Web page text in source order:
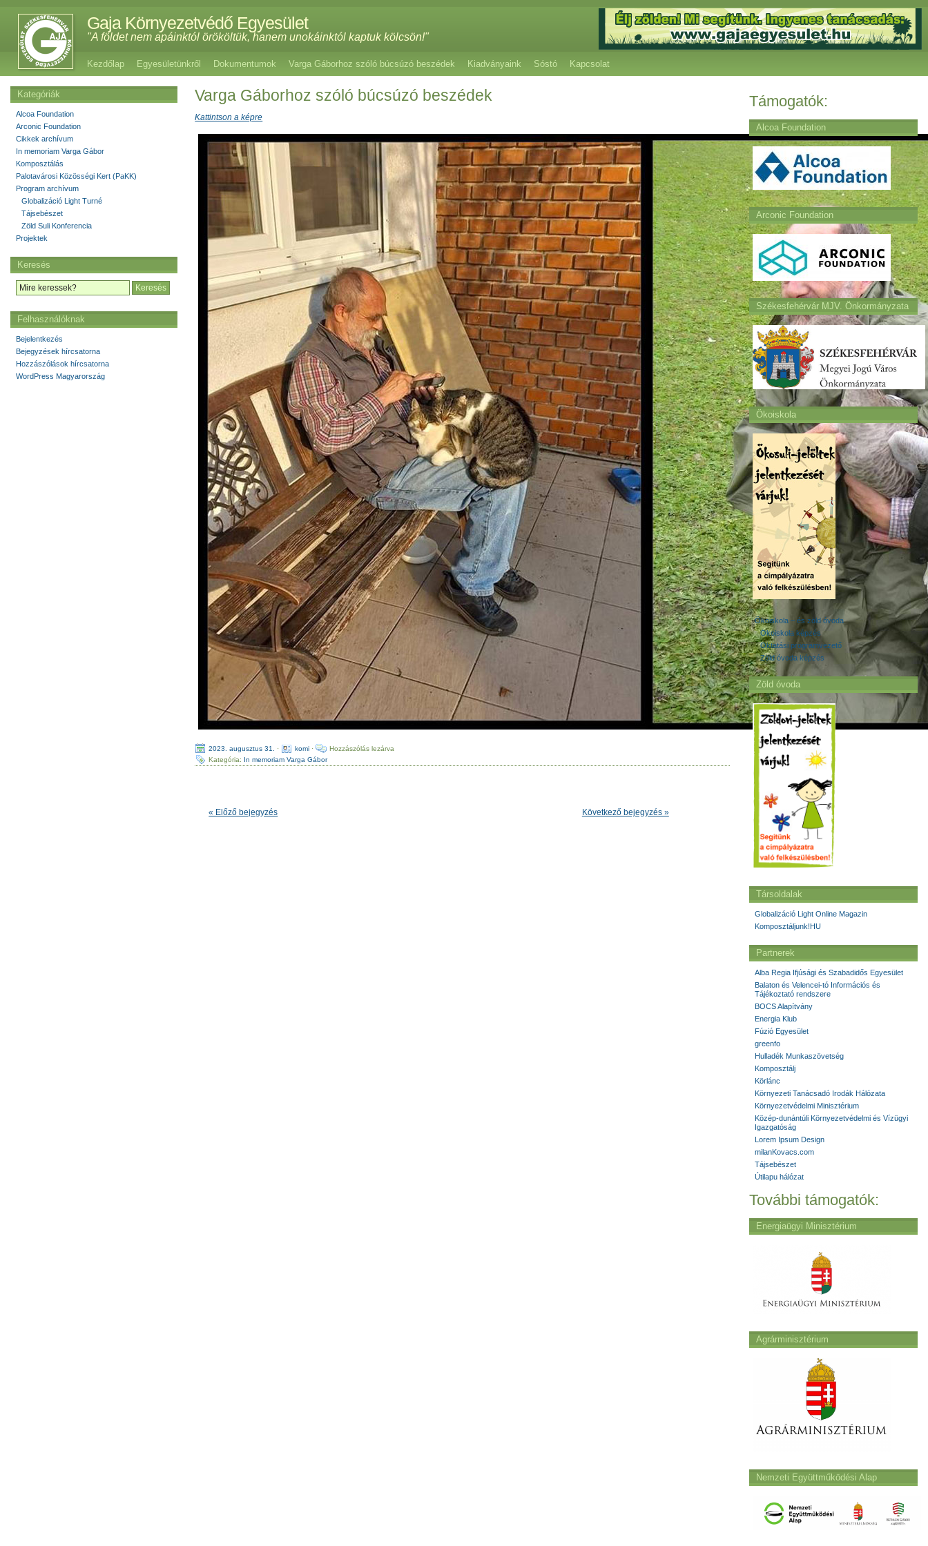
Gaja Környezetvédő Egyesület
"A földet nem apáinktól örököltük, hanem unokáinktól kaptuk kölcsön!"
Kezdőlap Egyesületünkről Dokumentumok Varga Gáborhoz szóló búcsúzó beszédek Kiadványaink Sóstó Kapcsolat
Varga Gáborhoz szóló búcsúzó beszédek
Kattintson a képre
2023. augusztus 31. · komi ·
Hozzászólás lezárva
Kategória: In memoriam Varga Gábor
« Előző bejegyzés Következő bejegyzés »
Támogatók:
Alcoa Foundation
Arconic Foundation
Székesfehérvár MJV. Önkormányzata
Ökoiskola
Ökoiskola – és zöld óvoda
Ökoiskola képzés
Oktatási programvezető
Zöld óvoda képzés
Zöld óvoda
Társoldalak
Globalizáció Light Online Magazin
Komposztáljunk!HU
Partnerek
Alba Regia Ifjúsági és Szabadidős Egyesület
Balaton és Velencei-tó Információs és
Tájékoztató rendszere
BOCS Alapítvány
Energia Klub
Fúzió Egyesület
greenfo
Hulladék Munkaszövetség
Komposztálj
Körlánc
Környezeti Tanácsadó Irodák Hálózata
Környezetvédelmi Minisztérium
Közép-dunántúli Környezetvédelmi és Vízügyi
Igazgatóság
Lorem Ipsum Design
milanKovacs.com
Tájsebészet
Útilapu hálózat
További támogatók:
Energiaügyi Minisztérium
Agrárminisztérium
Nemzeti Együttműködési Alap
Kategóriák
Alcoa Foundation
Arconic Foundation
Cikkek archívum
In memoriam Varga Gábor
Komposztálás
Palotavárosi Közösségi Kert (PaKK)
Program archívum
Globalizáció Light Turné
Tájsebészet
Zöld Suli Konferencia
Projektek
Keresés
Felhasználóknak
Bejelentkezés
Bejegyzések hírcsatorna
Hozzászólások hírcsatorna
WordPress Magyarország